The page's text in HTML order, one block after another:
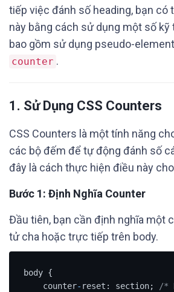
tiếp việc đánh số heading, bạn có
này bằng cách sử dụng một số kỹ
bao gồm sử dụng pseudo-
counter .
1. Sử Dụng CSS Counters
CSS Counters là một tính năng
các bộ đếm để tự động đánh số
đây là cách thực hiện điều này
Bước 1: Định Nghĩa Counter
Đầu tiên, bạn cần định nghĩa một
tử cha hoặc trực tiếp trên body.
body {
    counter
- reset: section;
/*